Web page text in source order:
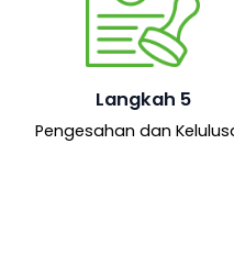
Langkah 5
Pengesahan dan
Pegawai pelulus menilai
dan memberi pengesahan
kelulusan akhir sekiranya
mematuhi syarat